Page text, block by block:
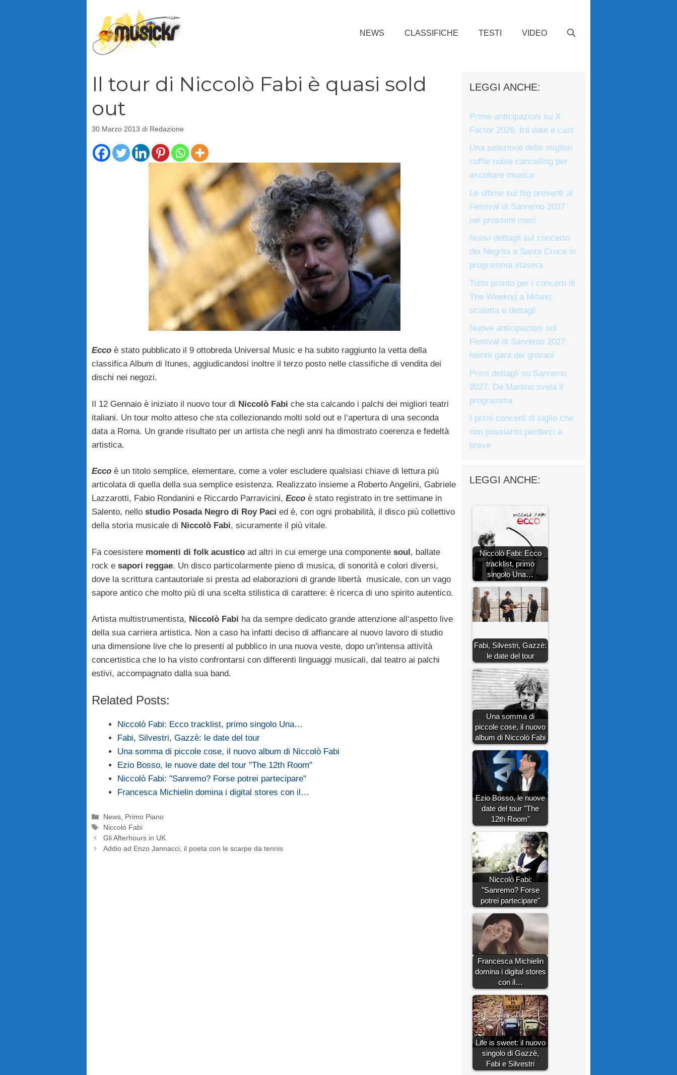
NEWS CLASSIFICHE TESTI VIDEO
Il tour di Niccolò Fabi è quasi sold
out
30 Marzo 2013 di Redazione
Ecco è stato pubblicato il 9 ottobreda Universal Music e ha subito raggiunto la vetta della
classifica Album di Itunes, aggiudicandosi inoltre il terzo posto nelle classifiche di vendita dei
dischi nei negozi.
Il 12 Gennaio è iniziato il nuovo tour di Niccolò Fabi che sta calcando i palchi dei migliori teatri
italiani. Un tour molto atteso che sta collezionando molti sold out e l‘apertura di una seconda
data a Roma. Un grande risultato per un artista che negli anni ha dimostrato coerenza e fedeltà
artistica.
Ecco è un titolo semplice, elementare, come a voler escludere qualsiasi chiave di lettura più
articolata di quella della sua semplice esistenza. Realizzato insieme a Roberto Angelini, Gabriele
Lazzarotti, Fabio Rondanini e Riccardo Parravicini, Ecco è stato registrato in tre settimane in
Salento, nello studio Posada Negro di Roy Paci ed è, con ogni probabilità, il disco più collettivo
della storia musicale di Niccolò Fabi, sicuramente il più vitale.
Fa coesistere momenti di folk acustico ad altri in cui emerge una componente soul, ballate
rock e sapori reggae. Un disco particolarmente pieno di musica, di sonorità e colori diversi,
dove la scrittura cantautoriale si presta ad elaborazioni di grande libertà musicale, con un vago
sapore antico che molto più di una scelta stilistica di carattere: è ricerca di uno spirito autentico.
Artista multistrumentista, Niccolò Fabi ha da sempre dedicato grande attenzione all‘aspetto live
della sua carriera artistica. Non a caso ha infatti deciso di affiancare al nuovo lavoro di studio
una dimensione live che lo presenti al pubblico in una nuova veste, dopo un’intensa attività
concertistica che lo ha visto confrontarsi con differenti linguaggi musicali, dal teatro ai palchi
estivi, accompagnato dalla sua band.
Related Posts:
Niccolò Fabi: Ecco tracklist, primo singolo Una…
Fabi, Silvestri, Gazzè: le date del tour
Una somma di piccole cose, il nuovo album di Niccolò Fabi
Ezio Bosso, le nuove date del tour "The 12th Room"
Niccolò Fabi: "Sanremo? Forse potrei partecipare"
Francesca Michielin domina i digital stores con il…
Categorie
News, Primo Piano
Tag
Niccolò Fabi
Gli Afterhours in UK
Addio ad Enzo Jannacci, il poeta con le scarpe da tennis
LEGGI ANCHE:
Prime anticipazioni su X
Factor 2026, tra date e cast
Una selezione delle migliori
cuffie noise cancelling per
ascoltare musica
Le ultime sui big presenti al
Festival di Sanremo 2027
nei prossimi mesi
Nuovi dettagli sul concerto
dei Negrita a Santa Croce in
programma stasera
Tutto pronto per i concerti di
The Weeknd a Milano:
scaletta e dettagli
Nuove anticipazioni sul
Festival di Sanremo 2027:
niente gara dei giovani
Primi dettagli su Sanremo
2027: De Martino svela il
programma
I primi concerti di luglio che
non possiamo perderci a
breve
LEGGI ANCHE:
Niccolò Fabi: Ecco
tracklist, primo
singolo Una…
Fabi, Silvestri, Gazzè:
le date del tour
Una somma di
piccole cose, il nuovo
album di Niccolò Fabi
Ezio Bosso, le nuove
date del tour "The
12th Room"
Niccolò Fabi:
"Sanremo? Forse
potrei partecipare"
Francesca Michielin
domina i digital stores
con il…
Life is sweet: il nuovo
singolo di Gazzè,
Fabi e Silvestri